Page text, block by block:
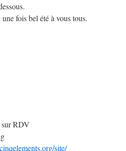
fois bel été à vous tous.
RDV
site/